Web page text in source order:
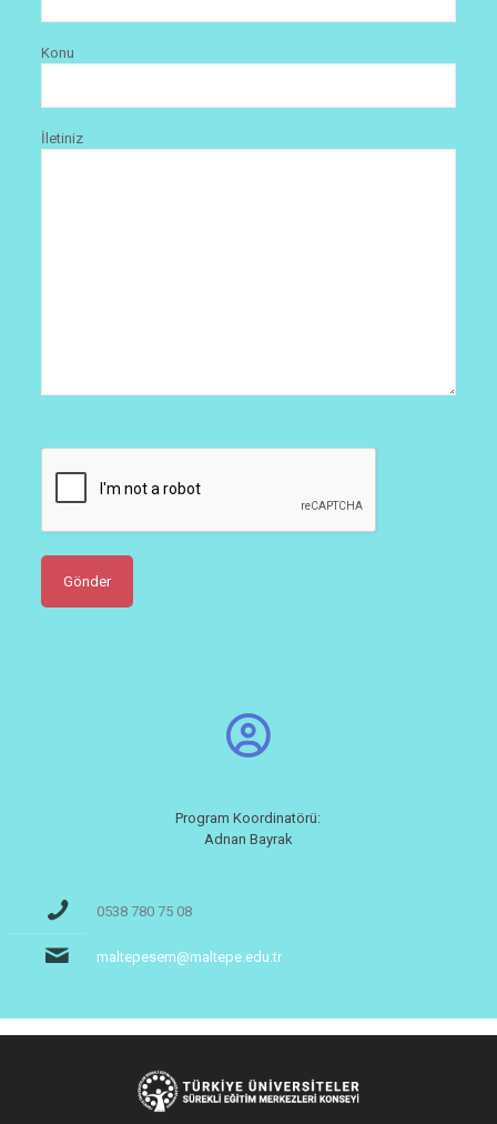
Konu
İletiniz
Program Koordinatörü:
Adnan Bayrak
0538 780 75 08
maltepesem@maltepe.edu.tr